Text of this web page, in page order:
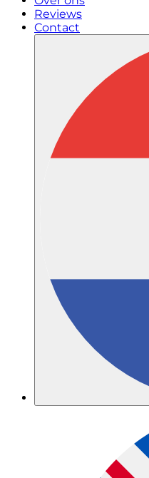
Reviews
Contact